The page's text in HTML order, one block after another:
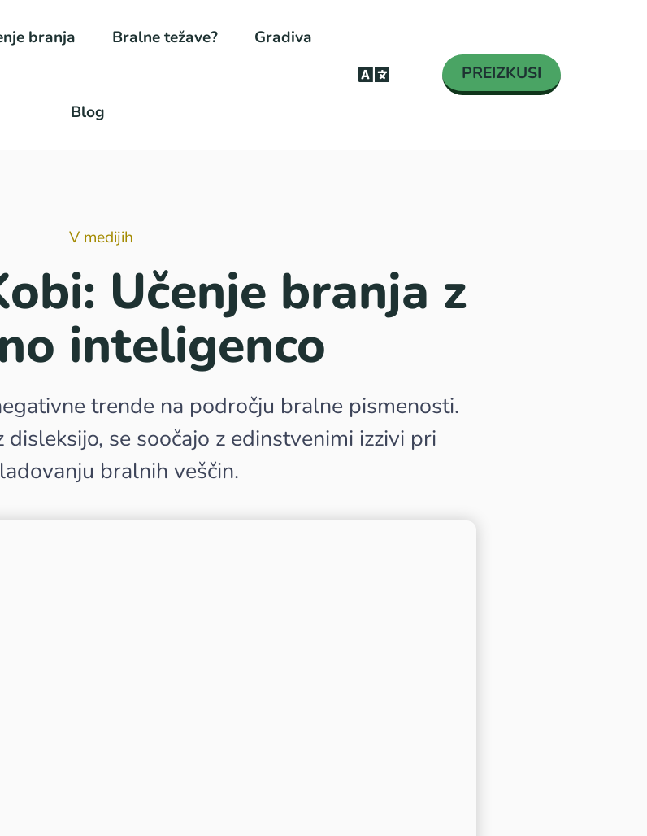
branja Bralne težave? Gradiva
Blog
PREIZKUSI
V medijih
Učenje branja z
inteligenco
trende na področju bralne pismenosti.
se soočajo z edinstvenimi izzivi pri
bralnih veščin.